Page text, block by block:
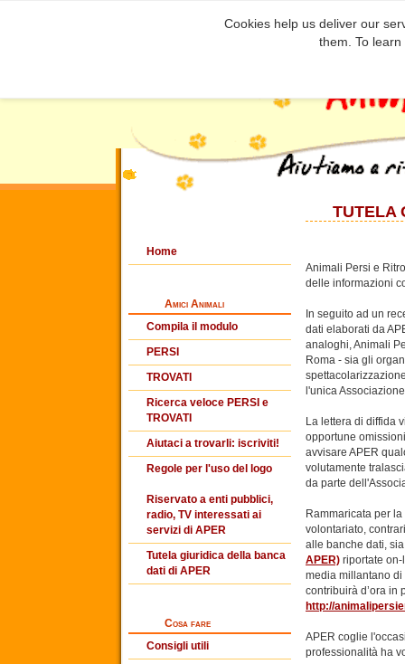
Cookies help us deliver our
them. To
Home
Amici Animali
Compila il modulo
PERSI
TROVATI
Ricerca veloce PERSI e
TROVATI
Aiutaci a trovarli: iscriviti!
Regole per l'uso del logo
Riservato a enti pubblici,
radio, TV interessati ai
servizi di APER
Tutela giuridica della banca
dati di APER
Cosa fare
Consigli utili
TUTELA
Animali Persi e
delle informazioni
In seguito ad un
dati elaborati da
analoghi, Animali
Roma - sia gli
l'unica
La lettera di diffida
opportune
avvisare APER
volutamente
da parte
Rammaricata per
volontariato,
alle banche dati,
APER) riportate
media millantano
contribuirà d’ora in
http://
APER coglie
professionalità ha